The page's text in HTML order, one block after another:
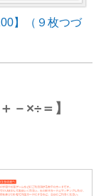
】（９枚つづ
－×÷＝】